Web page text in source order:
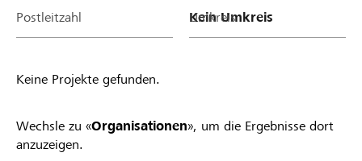
Postleitzahl Umkreis
Keine Projekte gefunden.
Wechsle zu «Organisationen», um die Ergebnisse dort
anzuzeigen.